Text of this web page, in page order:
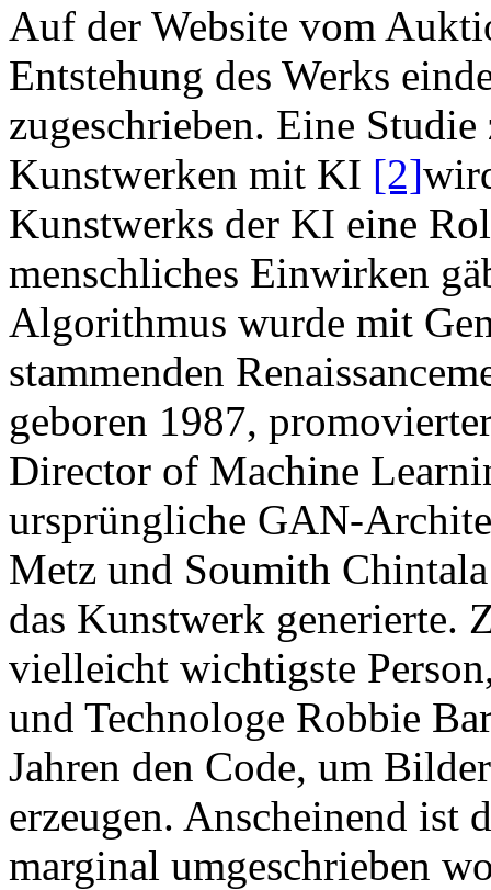
Auf der Website vom
Entstehung des Werks
zugeschrieben. Eine
Kunstwerken mit KI [2]
Kunstwerks der KI eine
menschliches Einwirken
Algorithmus wurde mit
stammenden
geboren 1987,
Director of Machine
ursprüngliche GAN-
Metz und Soumith
das Kunstwerk generierte.
vielleicht wichtigste
und Technologe Robbie
Jahren den Code, um
erzeugen. Anscheinend ist
marginal umgeschrieben